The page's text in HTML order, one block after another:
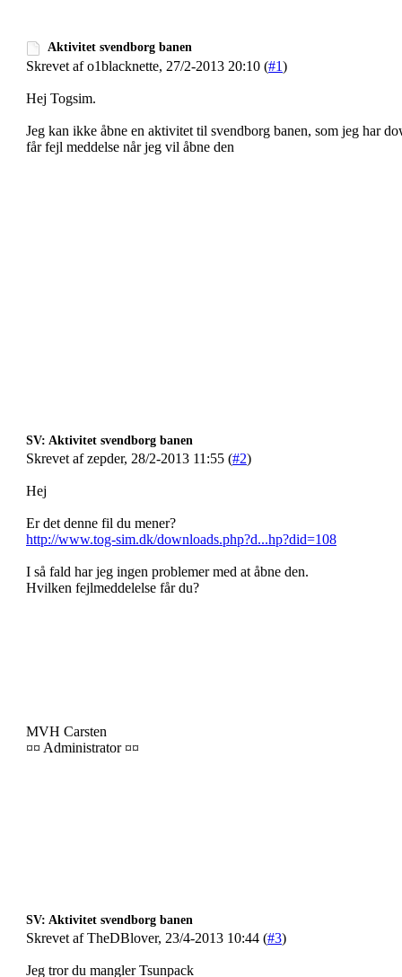
Aktivitet svendborg banen
Skrevet af o1blacknette, 27/2-2013 20:10 (#1)
Hej Togsim.
Jeg kan ikke åbne en aktivitet til svendborg banen, som jeg har
får fejl meddelse når jeg vil åbne den
SV: Aktivitet svendborg banen
Skrevet af zepder, 28/2-2013 11:55 (#2)
Hej
Er det denne fil du mener?
http://www.tog-sim.dk/downloads.php?d...hp?did=108
I så fald har jeg ingen problemer med at åbne den.
Hvilken fejlmeddelelse får du?
MVH Carsten
¤¤ Administrator ¤¤
SV: Aktivitet svendborg banen
Skrevet af TheDBlover, 23/4-2013 10:44 (#3)
Jeg tror du mangler Tsunpack